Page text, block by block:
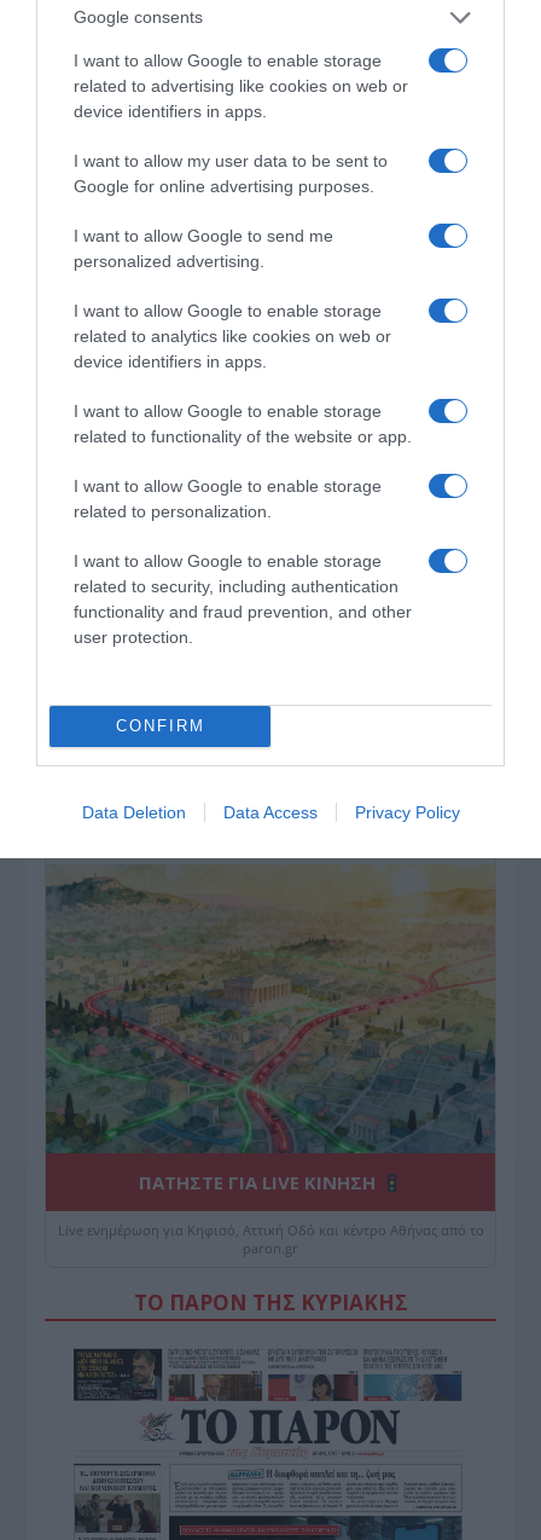
Google consents
I want to allow Google to enable storage
related to advertising like cookies on web or
device identifiers in apps.
I want to allow my user data to be sent to
Google for online advertising purposes.
I want to allow Google to send me
personalized advertising.
I want to allow Google to enable storage
related to analytics like cookies on web or
device identifiers in apps.
I want to allow Google to enable storage
related to functionality of the website or app.
I want to allow Google to enable storage
related to personalization.
I want to allow Google to enable storage
related to security, including authentication
functionality and fraud prevention, and other
user protection.
CONFIRM
Data Deletion Data Access Privacy Policy
Nammos μαζί με Zoe Saldaña και Omar Epps
Ρένα Δούρου: Θολή συμφωνία που αφήνει ανοικτά
ερωτήματα σχετικά με τα κυριαρχικά δικαιώματα της
Ο Μιλάν Βιτάλις στην ΑΕΚ μέχρι το 2030! Ο νέος
PAOK On Fire: Ψάχνει το «μπαμ» με την Άντερλεχτ
Λίνα Μενδώνη: Αυτοψία στα Αιγόσθενα, στο αρχαίο
φρούριο, στα βυζαντινά και μεταβυζαντινά μνημεία
Επιδότηση 528.000 ευρώ για τα «Φαντάσματα» στο
Star
ΔΕΙΤΕ ΤΗΝ ΚΙΝΗΣΗ ΣΤΟΥΣ ΔΡΌΜΟΥΣ
ΠΑΤΗΣΤΕ ΓΙΑ LIVE ΚΙΝΗΣΗ
Live ενημέρωση για Κηφισό, Αττική Οδό και κέντρο Αθήνας από το
paron.gr
ΤΟ ΠΑΡΟΝ ΤΗΣ ΚΥΡΙΑΚΗΣ